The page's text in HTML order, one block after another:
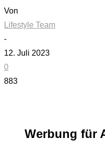
Von
Lifestyle Team
-
12. Juli 2023
0
883
Werbung für